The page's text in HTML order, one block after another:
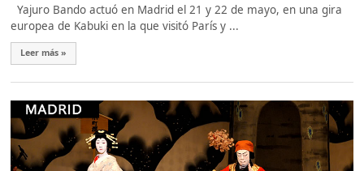
Yajuro Bando actuó en Madrid el 21 y 22 de mayo, en una gira
europea de Kabuki en la que visitó París y ...
Leer más »